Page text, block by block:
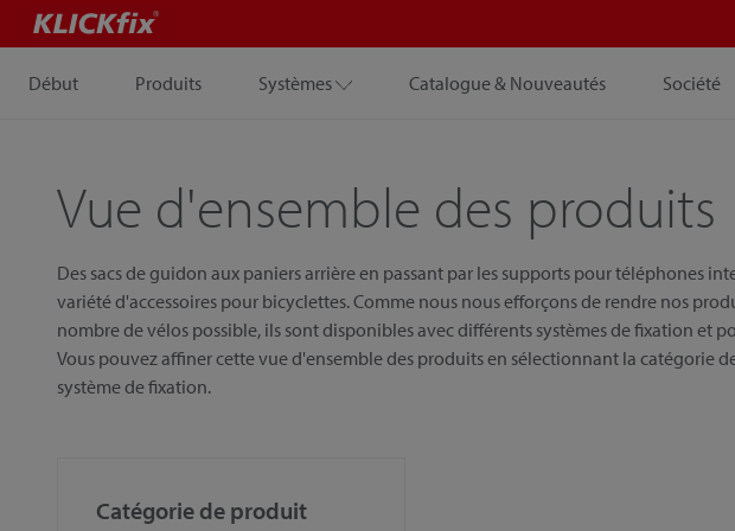
Début Produits Systèmes Catalogue & Nouveautés Société
Vue d'ensemble des produits
Des sacs de guidon aux paniers arrière en passant par les supports pour téléphones
variété d'accessoires pour bicyclettes. Comme nous nous efforçons de rendre nos
nombre de vélos possible, ils sont disponibles avec différents systèmes de fixation et
Vous pouvez affiner cette vue d'ensemble des produits en sélectionnant la catégorie
système de fixation.
Catégorie de produit